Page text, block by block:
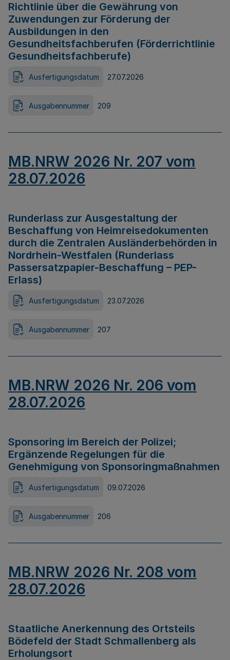
Richtlinie über die Gewährung von
Zuwendungen zur Förderung der
Ausbildungen in den
Gesundheitsfachberufen (Förderrichtlinie
Gesundheitsfachberufe)
Ausfertigungsdatum 27.07.2026
Ausgabennummer 209
MB.NRW 2026 Nr. 207 vom
28.07.2026
Runderlass zur Ausgestaltung der
Beschaffung von Heimreisedokumenten
durch die Zentralen Ausländerbehörden in
Nordrhein-Westfalen (Runderlass
Passersatzpapier-Beschaffung – PEP-
Erlass)
Ausfertigungsdatum 23.07.2026
Ausgabennummer 207
MB.NRW 2026 Nr. 206 vom
28.07.2026
Sponsoring im Bereich der Polizei;
Ergänzende Regelungen für die
Genehmigung von Sponsoringmaßnahmen
Ausfertigungsdatum 09.07.2026
Ausgabennummer 206
MB.NRW 2026 Nr. 208 vom
28.07.2026
Staatliche Anerkennung des Ortsteils
Bödefeld der Stadt Schmallenberg als
Erholungsort